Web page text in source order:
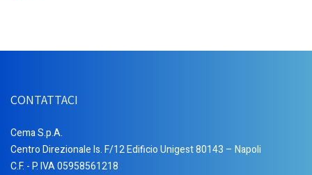
CONTATTACI
Cema S.p.A.
Centro Direzionale Is. F/12 Edificio Unigest 80143 – Napoli
C.F. - P. IVA 05958561218